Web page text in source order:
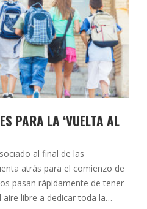
PARA LA ‘VUELTA AL
al final de las
atrás para el comienzo de
pasan rápidamente de tener
libre a dedicar toda la